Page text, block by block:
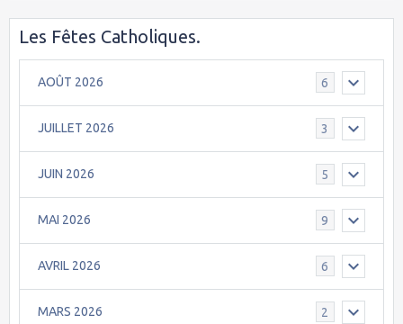
Les Fêtes Catholiques.
AOÛT 2026 6
JUILLET 2026 3
JUIN 2026 5
MAI 2026 9
AVRIL 2026 6
MARS 2026 2